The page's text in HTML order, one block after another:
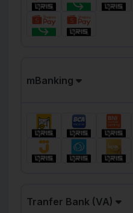
mBanking
Tranfer Bank (VA)